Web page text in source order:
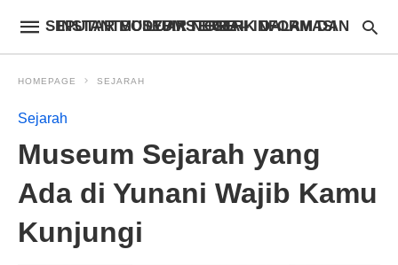
INSTANTBODYFIXSTORE – INFORMASI SEPUTAR MUSEUM TERBAIK DALAM DAN LUAR NEGERI
HOMEPAGE SEJARAH
Sejarah
Museum Sejarah yang
Ada di Yunani Wajib Kamu
Kunjungi